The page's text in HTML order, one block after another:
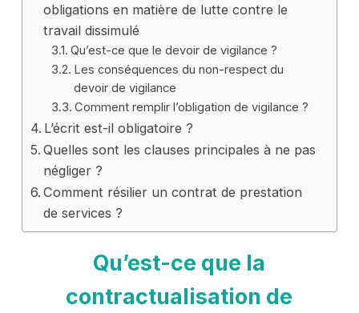
obligations en matière de lutte contre le
travail dissimulé
Qu’est-ce que le devoir de vigilance ?
Les conséquences du non-respect du
devoir de vigilance
Comment remplir l’obligation de vigilance ?
L’écrit est-il obligatoire ?
Quelles sont les clauses principales à ne pas
négliger ?
Comment résilier un contrat de prestation
de services ?
Qu’est-ce que la
contractualisation de